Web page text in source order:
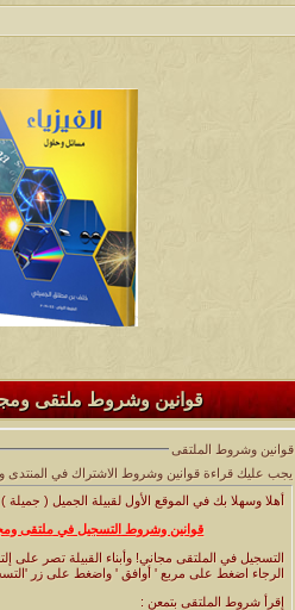
قوانين وشروط ملتقى
قوانين وشروط الملتقى
يجب عليك قراءة قوانين وشروط الاشتراك في المنتدى والموافقة عليها , قبل البدء في عملية التسجيل:
أهلا وسهلا بك في الموقع الأول لقبيلة الجميل ( جميلة )
قوانين وشروط التسجيل في ملتقى
التسجيل في الملتقى مجاني! وأبناء القبيلة تصر على
الرجاء اضغط على مربع ' أوافق ' واضغط على زر
إقرأ شروط الملتقى بتمعن :